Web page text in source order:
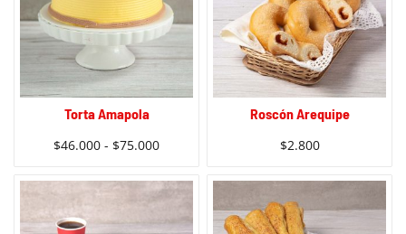
Torta Amapola
$46.000 - $75.000
Roscón Arequipe
$2.800